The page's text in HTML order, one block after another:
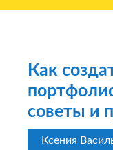
Как
советы и
Ксения